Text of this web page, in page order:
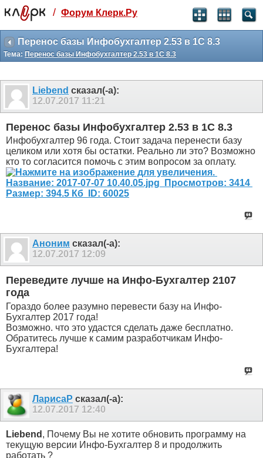
Святые угодники, Клерк без рекламы
прекрасен:)
месяц
3 месяца
259
₽
-10%
499 ₽
-15%
Отмена Оплатить
/ Форум Клерк.Ру
Перенос базы Инфобухгалтер 2.53 в 1С 8.3
Тема: Перенос базы Инфобухгалтер 2.53 в 1С 8.3
Liebend сказал(-а):
12.07.2017 11:21
Перенос базы Инфобухгалтер 2.53 в 1С 8.3
Инфобухгалтер 96 года. Стоит задача перенести базу
целиком или хотя бы остатки. Реально ли это? Возможно
кто то согласится помочь с этим вопросом за оплату.
Аноним сказал(-а):
12.07.2017 12:09
Переведите лучше на Инфо-Бухгалтер 2107
года
Гораздо более разумно перевести базу на Инфо-
Бухгалтер 2017 года!
Возможно. что это удастся сделать даже бесплатно.
Обратитесь лучше к самим разработчикам Инфо-
Бухгалтера!
ЛарисаР сказал(-а):
12.07.2017 12:40
Liebend , Почему Вы не хотите обновить программу на
текущую версии Инфо-Бухгалтер 8 и продолжить
работать ?